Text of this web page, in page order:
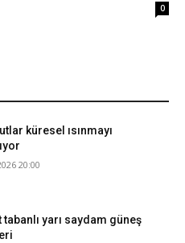
0
küresel ısınmayı
20:00
yarı saydam güneş